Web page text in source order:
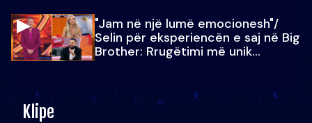
"Jam në një lumë emocionesh"/
Selin për eksperiencën e saj në Big
Brother: Rrugëtimi më unik…
Klipe